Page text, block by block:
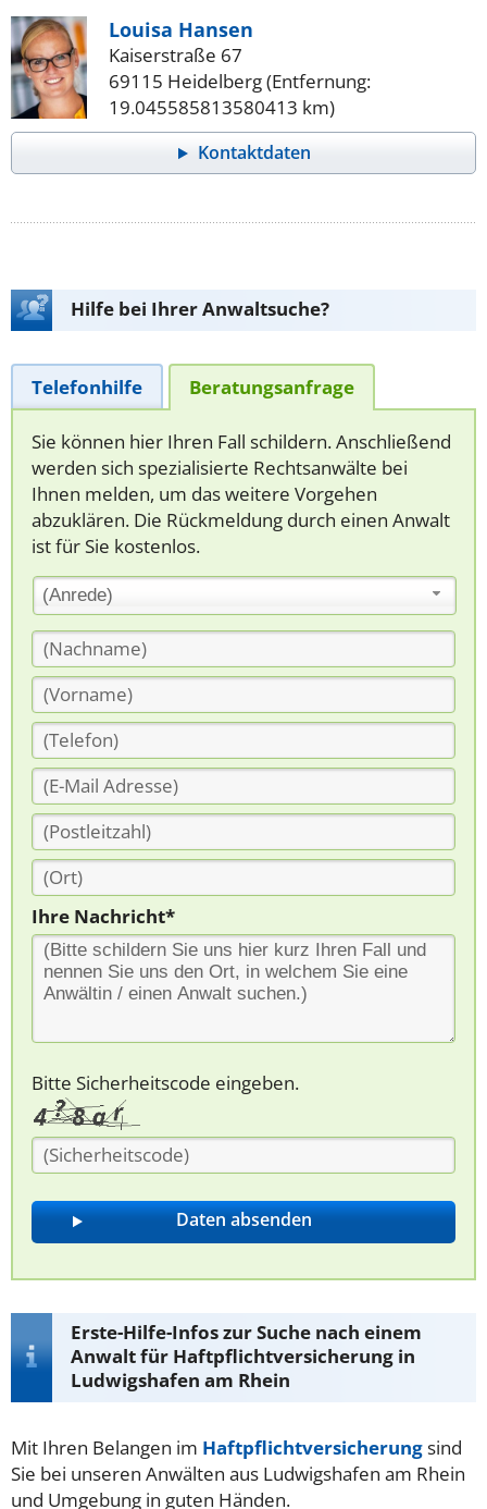
Louisa Hansen
Kaiserstraße 67
69115 Heidelberg (Entfernung:
19.045585813580413 km)
Kontaktdaten
Hilfe bei Ihrer Anwaltsuche?
Telefonhilfe Beratungsanfrage
Sie können hier Ihren Fall schildern. Anschließend
werden sich spezialisierte Rechtsanwälte bei
Ihnen melden, um das weitere Vorgehen
abzuklären. Die Rückmeldung durch einen Anwalt
ist für Sie kostenlos.
(Anrede)
Ihre Nachricht*
Bitte Sicherheitscode eingeben.
Erste-Hilfe-Infos zur Suche nach einem
Anwalt für Haftpflichtversicherung in
Ludwigshafen am Rhein
Mit Ihren Belangen im Haftpflichtversicherungsind
Sie bei unseren Anwälten aus Ludwigshafen am Rhein
und Umgebung in guten Händen.